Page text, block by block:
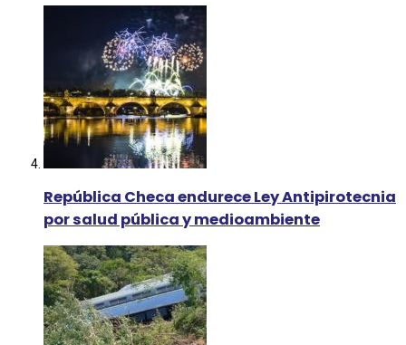
República Checa endurece Ley Antipirotecnia
por salud pública y medioambiente